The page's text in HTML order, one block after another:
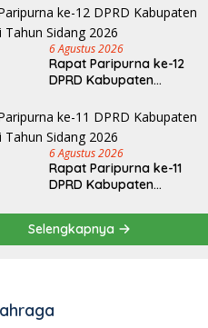
6 Agustus 2026
Rapat Paripurna ke-12
DPRD Kabupaten
2026
6 Agustus 2026
Rapat Paripurna ke-11
DPRD Kabupaten
2026
Selengkapnya